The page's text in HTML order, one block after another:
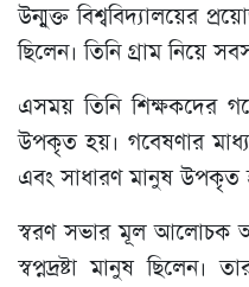
উন্মুক্ত বিশ্ববিদ্যালয়ের
ছিলেন। তিনি গ্ৰাম নিয়ে
এসময় তিনি শিক্ষকদের
উপকৃত হয়। গবেষণার
এবং সাধারণ মানুষ উপকৃত
স্বরণ সভার মূল আলোচক
স্বপ্নদ্রষ্টা মানুষ